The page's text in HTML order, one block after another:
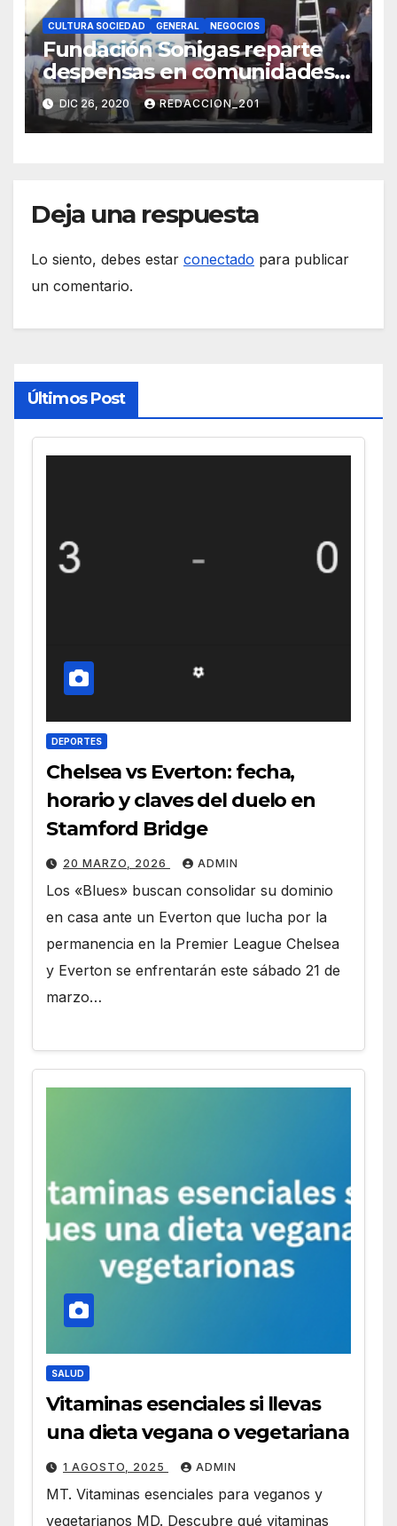
CULTURA SOCIEDAD GENERAL NEGOCIOS
Fundación Sonigas reparte
despensas en comunidades
vulnerables
DIC 26, 2020 REDACCION_201
Deja una respuesta
Lo siento, debes estar conectado para publicar
un comentario.
Últimos Post
DEPORTES
Chelsea vs Everton: fecha,
horario y claves del duelo en
Stamford Bridge
20 MARZO, 2026 ADMIN
Los «Blues» buscan consolidar su dominio
en casa ante un Everton que lucha por la
permanencia en la Premier League Chelsea
y Everton se enfrentarán este sábado 21 de
marzo…
SALUD
Vitaminas esenciales si llevas
una dieta vegana o vegetariana
1 AGOSTO, 2025 ADMIN
MT. Vitaminas esenciales para veganos y
vegetarianos MD. Descubre qué vitaminas